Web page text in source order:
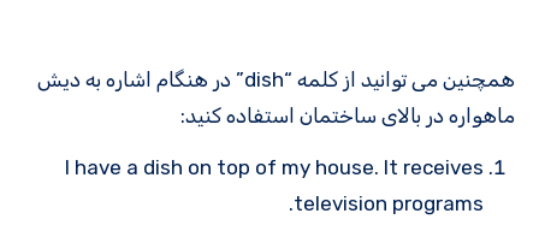
همچنین می توانید از کلمه “dish” در هنگام اشاره به دیش
ماهواره در بالای ساختمان استفاده کنید:
I have a dish on top of my house. It receives
television programs.